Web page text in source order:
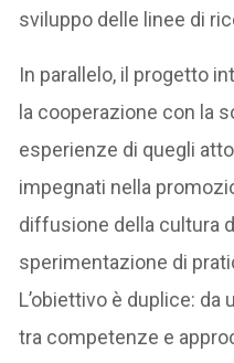
sviluppo delle linee di
In parallelo, il progetto
la cooperazione con la
esperienze di quegli
impegnati nella
diffusione della cultura
sperimentazione di
L’obiettivo è duplice:
tra competenze e